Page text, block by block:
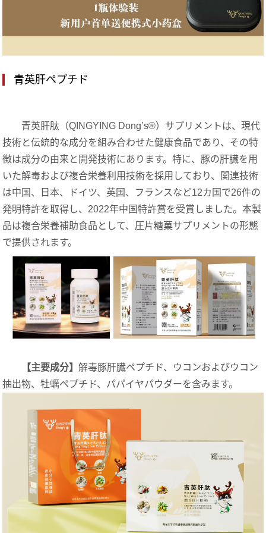
青英肝ペプチド
青英肝肽（QINGYING Dong’s®） サプリメントは、現代
技術と伝統的な成分を組み合わせた健康食品であり、その特
徴は成分の由来と開発技術にあります。特に、豚の肝臓を用
いた解毒および複合栄養利用技術を採用しており、関連技術
は中国、日本、ドイツ、英国、フランスなど12カ国で26件の
発明特許を取得し、 2022年中国特許賞を受賞しました。本製
品は複合栄養補助食品として、 圧片糖菓サプリメントの形態
で提供されます。
【主要成分】解毒豚肝臓ペプチド、ウコンおよびウコン
抽出物、牡蠣ペプチド、パパイヤパウダーを含みます。